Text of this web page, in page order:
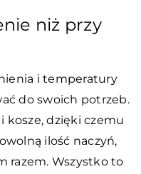
niż przy
i temperatury
do swoich potrzeb.
kosze, dzięki czemu
ilość naczyń,
razem. Wszystko to